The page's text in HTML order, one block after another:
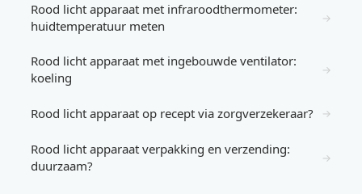
Rood licht apparaat met infraroodthermometer:
huidtemperatuur meten
→
Rood licht apparaat met ingebouwde ventilator:
koeling
→
Rood licht apparaat op recept via zorgverzekeraar? →
Rood licht apparaat verpakking en verzending:
duurzaam?
→